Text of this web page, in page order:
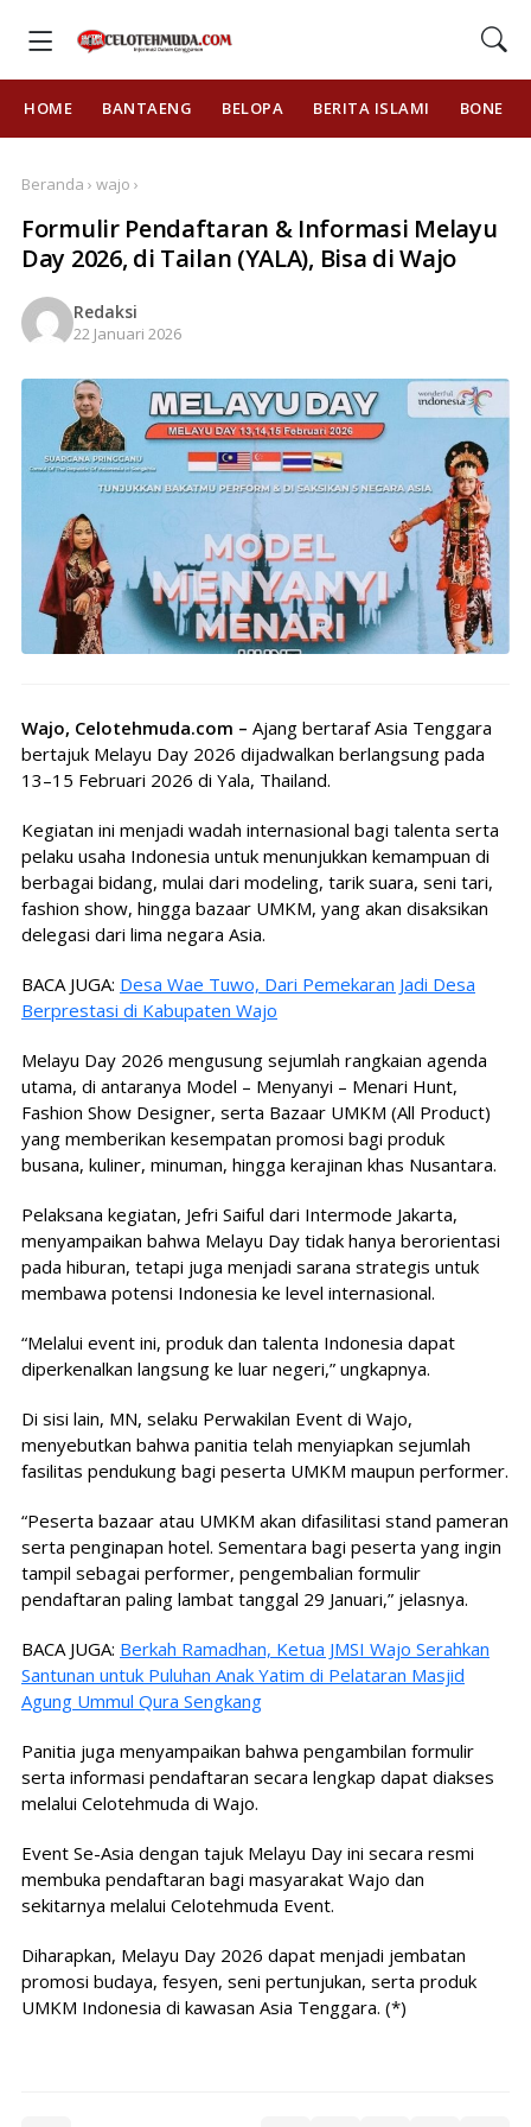
HOME BANTAENG BELOPA BERITA ISLAMI BONE
Beranda › wajo ›
Formulir Pendaftaran & Informasi Melayu
Day 2026, di Tailan (YALA), Bisa di Wajo
Redaksi
22 Januari 2026
Wajo, Celotehmuda.com – Ajang bertaraf Asia Tenggara
bertajuk Melayu Day 2026 dijadwalkan berlangsung pada
13–15 Februari 2026 di Yala, Thailand.
Kegiatan ini menjadi wadah internasional bagi talenta serta
pelaku usaha Indonesia untuk menunjukkan kemampuan di
berbagai bidang, mulai dari modeling, tarik suara, seni tari,
fashion show, hingga bazaar UMKM, yang akan disaksikan
delegasi dari lima negara Asia.
BACA JUGA: Desa Wae Tuwo, Dari Pemekaran Jadi Desa
Berprestasi di Kabupaten Wajo
Melayu Day 2026 mengusung sejumlah rangkaian agenda
utama, di antaranya Model – Menyanyi – Menari Hunt,
Fashion Show Designer, serta Bazaar UMKM (All Product)
yang memberikan kesempatan promosi bagi produk
busana, kuliner, minuman, hingga kerajinan khas Nusantara.
Pelaksana kegiatan, Jefri Saiful dari Intermode Jakarta,
menyampaikan bahwa Melayu Day tidak hanya berorientasi
pada hiburan, tetapi juga menjadi sarana strategis untuk
membawa potensi Indonesia ke level internasional.
“Melalui event ini, produk dan talenta Indonesia dapat
diperkenalkan langsung ke luar negeri,” ungkapnya.
Di sisi lain, MN, selaku Perwakilan Event di Wajo,
menyebutkan bahwa panitia telah menyiapkan sejumlah
fasilitas pendukung bagi peserta UMKM maupun performer.
“Peserta bazaar atau UMKM akan difasilitasi stand pameran
serta penginapan hotel. Sementara bagi peserta yang ingin
tampil sebagai performer, pengembalian formulir
pendaftaran paling lambat tanggal 29 Januari,” jelasnya.
BACA JUGA: Berkah Ramadhan, Ketua JMSI Wajo Serahkan
Santunan untuk Puluhan Anak Yatim di Pelataran Masjid
Agung Ummul Qura Sengkang
Panitia juga menyampaikan bahwa pengambilan formulir
serta informasi pendaftaran secara lengkap dapat diakses
melalui Celotehmuda di Wajo.
Event Se-Asia dengan tajuk Melayu Day ini secara resmi
membuka pendaftaran bagi masyarakat Wajo dan
sekitarnya melalui Celotehmuda Event.
Diharapkan, Melayu Day 2026 dapat menjadi jembatan
promosi budaya, fesyen, seni pertunjukan, serta produk
UMKM Indonesia di kawasan Asia Tenggara. (*)